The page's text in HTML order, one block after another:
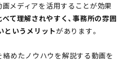
メディアを活用することが効果
て理解されやすく、事務所の雰囲
というメリットがあります。
めたノウハウを解説する動画を